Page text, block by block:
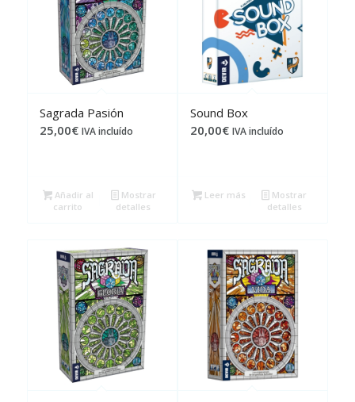
Sagrada Pasión
25,00€ IVA incluído
Añadir al
carrito
Mostrar
detalles
Sound Box
20,00€ IVA incluído
Leer más
Mostrar
detalles